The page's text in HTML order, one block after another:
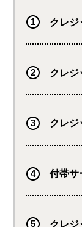
クレジ
クレジ
クレジ
付帯サ
クレジ